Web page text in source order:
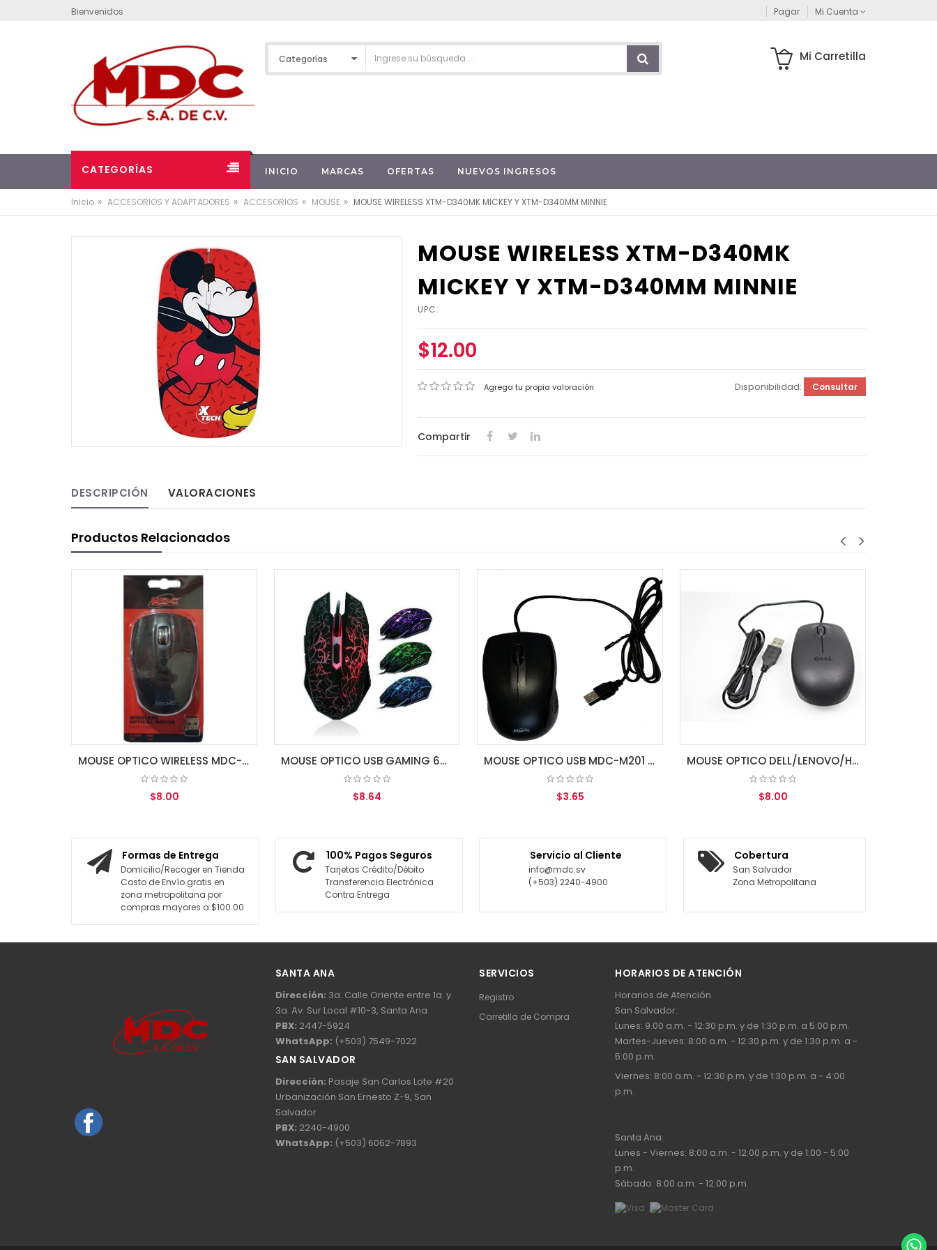
Bienvenidos Pagar Mi Cuenta
Mi Carretilla
CATEGORÍAS INICIO MARCAS OFERTAS NUEVOS INGRESOS
Inicio » ACCESORIOS Y ADAPTADORES » ACCESORIOS » MOUSE » MOUSE WIRELESS XTM-D340MK MICKEY Y XTM-D340MM MINNIE
MOUSE WIRELESS XTM-D340MK
MICKEY Y XTM-D340MM MINNIE
UPC:
$12.00
Agrega tu propia valoración Disponibilidad: Consultar
Compartir
DESCRIPCIÓN VALORACIONES
Productos Relacionados
MOUSE OPTICO WIRELESS MDC-032
$8.00
MOUSE OPTICO USB GAMING 6D MDC-032A MULTICOLORES
$8.64
MOUSE OPTICO USB MDC-M201 NEGRO/ BOLSA
$3.65
MOUSE OPTICO DELL/LENOVO/HP EN BOLSA
$8.00
Formas de Entrega
Domicilio/Recoger en Tienda
Costo de Envío gratis en
zona metropolitana por
compras mayores a $100.00
100% Pagos Seguros
Tarjetas Crédito/Débito
Transferencia Electrónica
Contra Entrega
Servicio al Cliente
info@mdc.sv
(+503) 2240-4900
Cobertura
San Salvador
Zona Metropolitana
SANTA ANA
Dirección: 3a. Calle Oriente entre 1a. y
3a. Av. Sur Local #10-3, Santa Ana
PBX: 2447-5924
WhatsApp: (+503) 7549-7022
SAN SALVADOR
Dirección: Pasaje San Carlos Lote #20
Urbanización San Ernesto Z-9, San
Salvador
PBX: 2240-4900
WhatsApp: (+503) 6062-7893
SERVICIOS
Registro
Carretilla de Compra
HORARIOS DE ATENCIÓN
Horarios de Atención
San Salvador:
Lunes: 9.00 a.m. - 12:30 p.m. y de 1:30 p.m. a 5:00 p.m.
Martes-Jueves: 8:00 a.m. - 12:30 p.m. y de 1:30 p.m. a -
5:00 p.m.
Viernes: 8:00 a.m. - 12:30 p.m. y de 1:30 p.m. a - 4:00
p.m.
Santa Ana:
Lunes - Viernes: 8:00 a.m. - 12:00 p.m. y de 1:00 - 5:00
p.m.
Sábado: 8:00 a.m. - 12:00 p.m.